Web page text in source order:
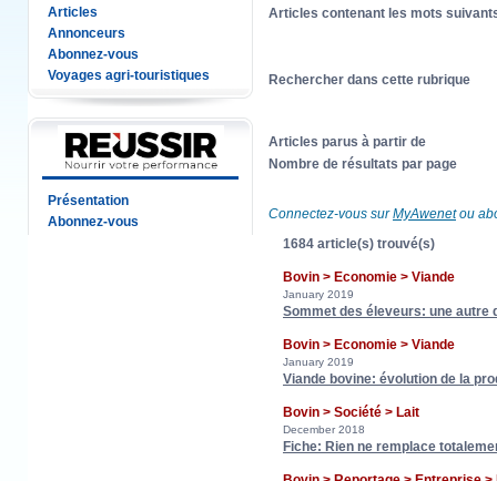
Articles
Annonceurs
Abonnez-vous
Voyages agri-touristiques
Présentation
Abonnez-vous
Articles contenant les mots
Rechercher dans cette rubrique
Articles parus à partir de
Nombre de résultats par page
Connectez-vous surMyAwenetou
1684 article(s) trouvé(s)
Bovin > Economie > Viande
January 2019
Sommet des éleveurs: une
Bovin > Economie > Viande
January 2019
Viande bovine: évolution de la
Bovin > Société > Lait
December 2018
Fiche: Rien ne remplace